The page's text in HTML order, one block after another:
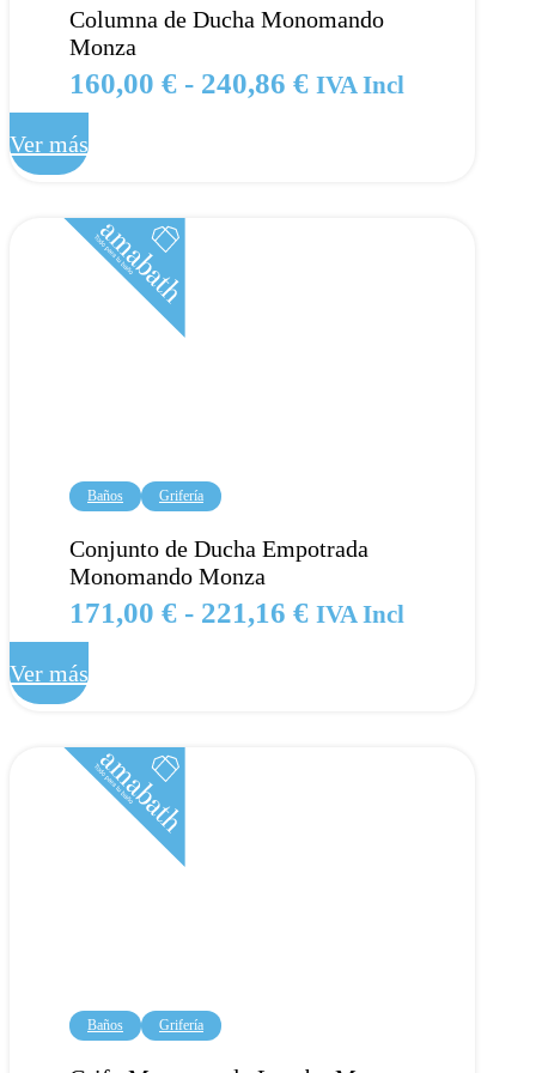
Columna de Ducha Monomando
Monza
160,00 € - 240,86 €Rango
IVA Incl
Ver más
Baños Grifería
Conjunto de Ducha Empotrada
Monomando Monza
171,00 € - 221,16 €Rango
IVA Incl
Ver más
Baños Grifería